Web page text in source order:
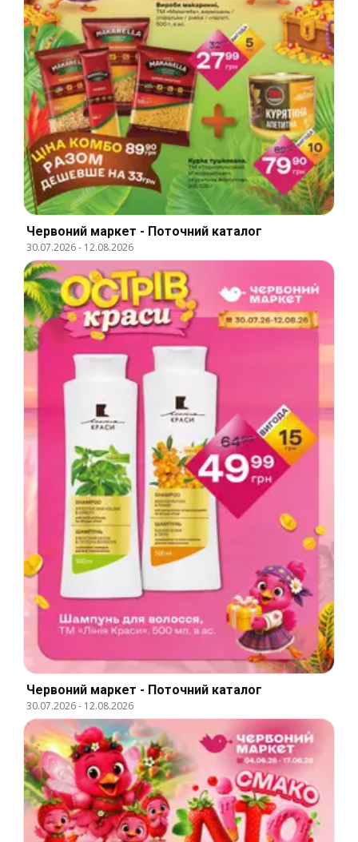
Червоний маркет - Поточний каталог
30.07.2026- 12.08.2026
Червоний маркет - Поточний каталог
30.07.2026- 12.08.2026